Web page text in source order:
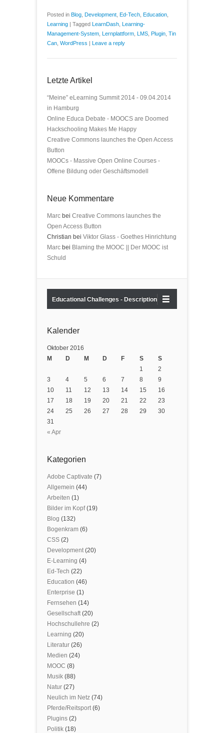
Posted in Blog Development Ed-Tech Education
Learning | Tagged LearnDash Learning-
Management-System Lernplattform LMS Plugin Tin
Can WordPress | Leave a reply
Letzte Artikel
“Meine” eLearning Summit 2014 - 09.04.2014
in Hamburg
Online Educa Debate - MOOCS are Doomed
Hackschooling Makes Me Happy
Creative Commons launches the Open Access
Button
MOOCs - Massive Open Online Courses -
Offene Bildung oder Geschäftsmodell
Neue Kommentare
Marc bei Creative Commons launches the
Open Access Button
Christian bei Viktor Glass - Goethes Hinrichtung
Marc bei Blaming the MOOC || Der MOOC ist
Schuld
Educational Challenges - Description
Kalender
Oktober 2016
M
D M D F S S
« Apr
1
2
3
4 5 6 7 8
9
10
11 12 13 14 15
16
17
18 19 20 21 22
23
24
25 26 27 28 29
30
31
Kategorien
Adobe Captivate (7)
Allgemein (44)
Arbeiten (1)
Bilder im Kopf(19)
Blog (132)
Bogenkram (6)
CSS (2)
Development(20)
E-Learning (4)
Ed-Tech (22)
Education (46)
Enterprise (1)
Fernsehen (14)
Gesellschaft(20)
Hochschullehre (2)
Learning (20)
Literatur (26)
Medien (24)
MOOC (8)
Musik (88)
Natur (27)
Neulich im Netz (74)
Pferde/Reitsport(6)
Plugins (2)
Politik (18)